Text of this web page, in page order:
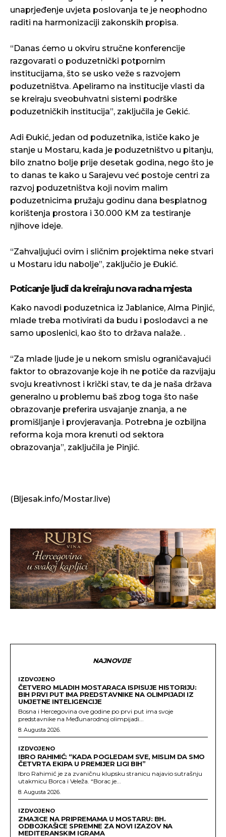
unaprjeđenje uvjeta poslovanja te je neophodno
raditi na harmonizaciji zakonskih propisa.
“Danas ćemo u okviru stručne konferencije
razgovarati o poduzetnički potpornim
institucijama, što se usko veže s razvojem
poduzetništva. Apeliramo na institucije vlasti da
se kreiraju sveobuhvatni sistemi podrške
poduzetničkih institucija”, zaključila je Gekić.
Adi Đukić, jedan od poduzetnika, ističe kako je
stanje u Mostaru, kada je poduzetništvo u pitanju,
bilo znatno bolje prije desetak godina, nego što je
to danas te kako u Sarajevu već postoje centri za
razvoj poduzetništva koji novim malim
poduzetnicima pružaju godinu dana besplatnog
korištenja prostora i 30.000 KM za testiranje
njihove ideje.
“Zahvaljujući ovim i sličnim projektima neke stvari
u Mostaru idu nabolje”, zaključio je Đukić.
Poticanje ljudi da kreiraju nova radna mjesta
Kako navodi poduzetnica iz Jablanice, Alma Pinjić,
mlade treba motivirati da budu i poslodavci a ne
samo uposlenici, kao što to država nalaže. .
“Za mlade ljude je u nekom smislu ograničavajući
faktor to obrazovanje koje ih ne potiče da razvijaju
svoju kreativnost i krički stav, te da je naša država
generalno u problemu baš zbog toga što naše
obrazovanje preferira usvajanje znanja, a ne
promišljanje i provjeravanja. Potrebna je ozbiljna
reforma koja mora krenuti od sektora
obrazovanja”, zaključila je Pinjić.
(Bljesak.info/Mostar.live)
NAJNOVIJE
IZDVOJENO
ČETVERO MLADIH MOSTARACA ISPISUJE HISTORIJU:
BIH PRVI PUT IMA PREDSTAVNIKE NA OLIMPIJADI IZ
UMJETNE INTELIGENCIJE
Bosna i Hercegovina ove godine po prvi put ima svoje
predstavnike na Međunarodnoj olimpijadi...
8. Augusta 2026.
IZDVOJENO
IBRO RAHIMIĆ: “KADA POGLEDAM SVE, MISLIM DA SMO
ČETVRTA EKIPA U PREMIJER LIGI BIH”
Ibro Rahimić je za zvaničnu klupsku stranicu najavio sutrašnju
utakmicu Borca i Veleža. “Borac je...
8. Augusta 2026.
IZDVOJENO
ZMAJICE NA PRIPREMAMA U MOSTARU: BH.
ODBOJKAŠICE SPREMNE ZA NOVI IZAZOV NA
MEDITERANSKIM IGRAMA